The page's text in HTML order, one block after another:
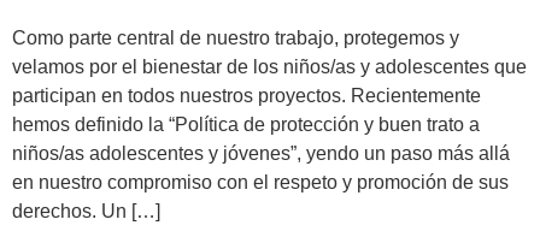
Como parte central de nuestro trabajo, protegemos y
velamos por el bienestar de los niños/as y adolescentes que
participan en todos nuestros proyectos. Recientemente
hemos definido la “Política de protección y buen trato a
niños/as adolescentes y jóvenes”, yendo un paso más allá
en nuestro compromiso con el respeto y promoción de sus
derechos. Un […]